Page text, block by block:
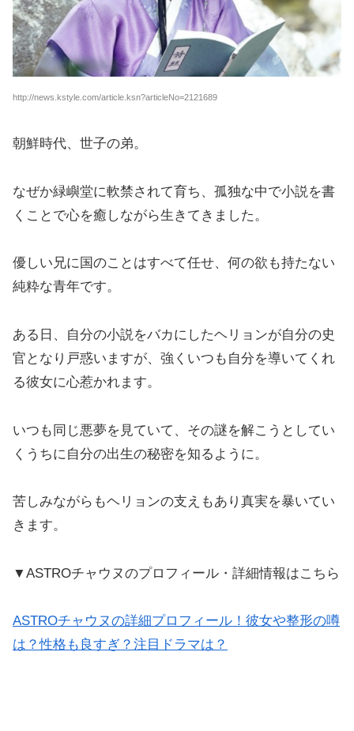
http://news.kstyle.com/article.ksn?articleNo=2121689
朝鮮時代、世子の弟。
なぜか緑嶼堂に軟禁されて育ち、孤独な中で小説を書
くことで心を癒しながら生きてきました。
優しい兄に国のことはすべて任せ、何の欲も持たない
純粋な青年です。
ある日、自分の小説をバカにしたヘリョンが自分の史
官となり戸惑いますが、強くいつも自分を導いてくれ
る彼女に心惹かれます。
いつも同じ悪夢を見ていて、その謎を解こうとしてい
くうちに自分の出生の秘密を知るように。
苦しみながらもヘリョンの支えもあり真実を暴いてい
きます。
▼ASTROチャウヌのプロフィール・詳細情報はこちら
ASTROチャウヌの詳細プロフィール！彼女や整形の噂
は？性格も良すぎ？注目ドラマは？